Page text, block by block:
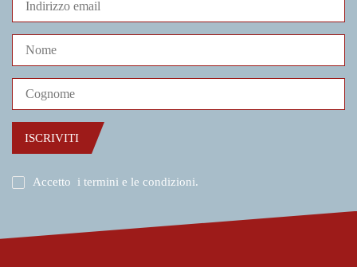
ISCRIVITI
Accetto i termini e le condizioni.